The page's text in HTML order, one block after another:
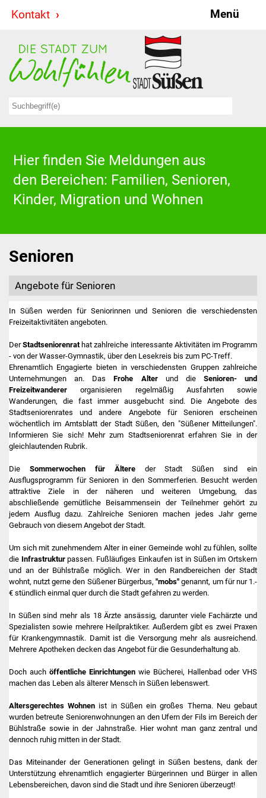
Kontakt Menü
Stadt & Politik
Bürgermeister
Gemeinderat
Ratsinformationssystem
Summerrockfestival
Behördenwegweiser
Stellenangebote
Kontakt
Veröffentlichungen
FNP / Bebauungspläne
Wahlen
Stadtinfo
Jubiläumsjahr 2021
Partnerstädte
Projekte
Schulentwicklung Bizet
Sanierung Hallenbad
Sanierung Bizethalle
Presse
Hier finden Sie Meldungen aus
den Bereichen: Familien, Senioren,
Kinder, Migration und Wohnen
Senioren
Angebote für Senioren
In Süßen werden für Seniorinnen und Senioren die verschiedensten
Freizeitaktivitäten angeboten.
DerStadtseniorenrat hat zahlreiche interessante Aktivitäten im Programm
- von der Wasser-Gymnastik, über den Lesekreis bis zum PC-Treff.
Ehrenamtlich Engagierte bieten in verschiedensten Gruppen zahlreiche
Unternehmungen an. DasFrohe Alterund die Senioren- und
Freizeitwandererorganisieren regelmäßig Ausfahrten sowie
Wanderungen, die fast immer ausgebucht sind. Die Angebote des
Stadtseniorenrates und andere Angebote für Senioren erscheinen
wöchentlich im Amtsblatt der Stadt Süßen, den "Süßener Mitteilungen".
Informieren Sie sich! Mehr zum Stadtseniorenrat erfahren Sie in der
gleichlautenden Rubrik.
Die Sommerwochen für Ältereder Stadt Süßen sind ein
Ausflugsprogramm für Senioren in den Sommerferien. Besucht werden
attraktive Ziele in der näheren und weiteren Umgebung, das
abschließende gemütliche Beisammensein der Teilnehmer gehört zu
jedem Ausflug dazu. Zahlreiche Senioren machen jedes Jahr gerne
Gebrauch von diesem Angebot der Stadt.
Um sich mit zunehmendem Alter in einer Gemeinde wohl zu fühlen, sollte
die Infrastrukturpassen. Fußläufiges Einkaufen ist in Süßen im Ortskern
und an der Bühlstraße möglich. Wer in den Randbereichen der Stadt
wohnt, nutzt gerne den Süßener Bürgerbus,"mobs"genannt, um für nur 1.-
€ stündlich einmal quer durch die Stadt gefahren zu werden.
In Süßen sind mehr als 18 Ärzte ansässig, darunter viele Fachärzte und
Spezialisten sowie mehrere Heilpraktiker. Außerdem gibt es zwei Praxen
für Krankengymnastik. Damit ist die Versorgung mehr als ausreichend.
Mehrere Apotheken decken das Angebot für die Gesunderhaltung ab.
Doch auch öffentliche Einrichtungenwie Bücherei, Hallenbad oder VHS
machen das Leben als älterer Mensch in Süßen lebenswert.
Altersgerechtes Wohnen ist in Süßen ein großes Thema. Neu gebaut
wurden betreute Seniorenwohnungen an den Ufern der Fils im Bereich der
Bühlstraße sowie in der Jahnstraße. Hier wohnt man ganz zentral und
dennoch ruhig mitten in der Stadt.
Das Miteinander der Generationen gelingt in Süßen bestens, dank der
Unterstützung ehrenamtlich engagierter Bürgerinnen und Bürger in allen
Lebensbereichen, davon sind die Stadt und ihre Senioren überzeugt!